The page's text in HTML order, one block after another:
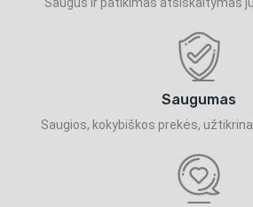
Saugumas
Saugios, kokybiškos prekės,